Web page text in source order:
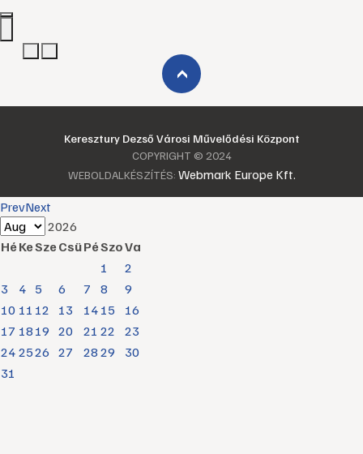
›
Keresztury Dezső Városi Művelődési Központ
COPYRIGHT © 2024
WEBOLDALKÉSZÍTÉS: Webmark Europe Kft.
PrevNext
2026
HéKeSzeCsüPéSzoVa
1
2
3
4 5 6 7 8
9
10 11 12 13 14 15
16
17 18 19 20 21 22
23
24 2526 27 28 29
30
31